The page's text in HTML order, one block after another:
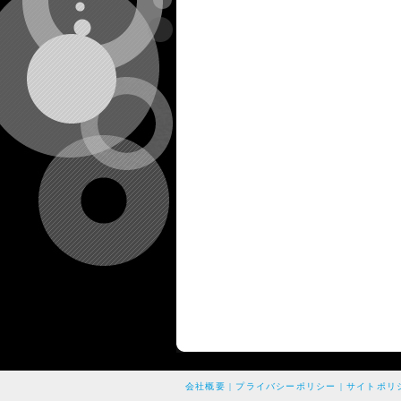
会社概要 | プライバシーポリシー |サイトポリ